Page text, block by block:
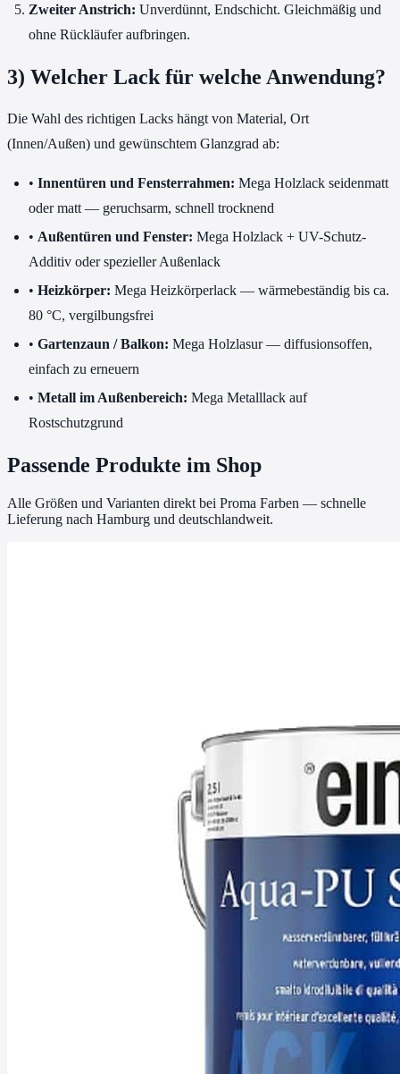
Zweiter Anstrich: Unverdünnt, Endschicht. Gleichmäßig und
ohne Rückläufer aufbringen.
3) Welcher Lack für welche Anwendung?
Die Wahl des richtigen Lacks hängt von Material, Ort
(Innen/Außen) und gewünschtem Glanzgrad ab:
• Innentüren und Fensterrahmen: Mega Holzlack seidenmatt
oder matt — geruchsarm, schnell trocknend
• Außentüren und Fenster: Mega Holzlack + UV-Schutz-
Additiv oder spezieller Außenlack
• Heizkörper: Mega Heizkörperlack — wärmebeständig bis ca.
80 °C, vergilbungsfrei
• Gartenzaun / Balkon: Mega Holzlasur — diffusionsoffen,
einfach zu erneuern
• Metall im Außenbereich: Mega Metalllack auf
Rostschutzgrund
Passende Produkte im Shop
Alle Größen und Varianten direkt bei Proma Farben — schnelle
Lieferung nach Hamburg und deutschlandweit.